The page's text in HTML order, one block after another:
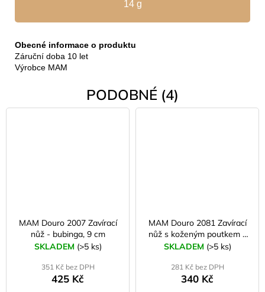
14 g
Obecné informace o produktu
Záruční doba 10 let
Výrobce MAM
PODOBNÉ (4)
MAM Douro 2007 Zavírací
nůž - bubinga, 9 cm
SKLADEM (>5 ks)
351 Kč bez DPH
425 Kč
MAM Douro 2081 Zavírací
nůž s koženým poutkem -
buk, 8,3 cm
SKLADEM (>5 ks)
281 Kč bez DPH
340 Kč